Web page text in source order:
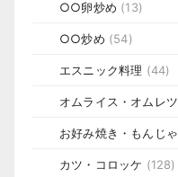
○○卵炒め (13)
○○炒め (54)
エスニック料理 (44)
オムライス・オムレツ
お好み焼き・もんじゃ
カツ・コロッケ (128)